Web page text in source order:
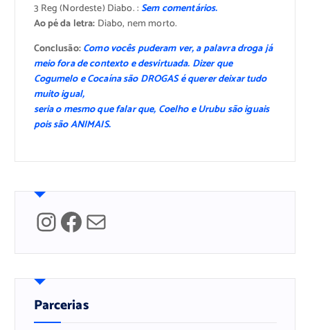
3 Reg (Nordeste) Diabo. : Sem comentários.
Ao pé da letra: Diabo, nem morto.
Conclusão:Como vocês puderam ver, a palavra droga já
meio fora de contexto e desvirtuada. Dizer que
Cogumelo e Cocaína são DROGAS é querer deixar tudo
muito igual,
seria o mesmo que falar que, Coelho e Urubu são iguais
pois são ANIMAIS.
InstagramFacebook Mail
Parcerias